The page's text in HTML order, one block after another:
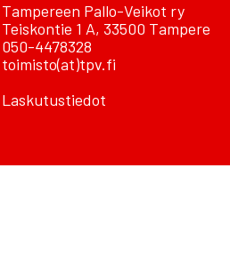
Tampereen Pallo-Veikot ry
Teiskontie 1 A, 33500 Tampere
050-4478328
toimisto(at)tpv.fi
Laskutustiedot